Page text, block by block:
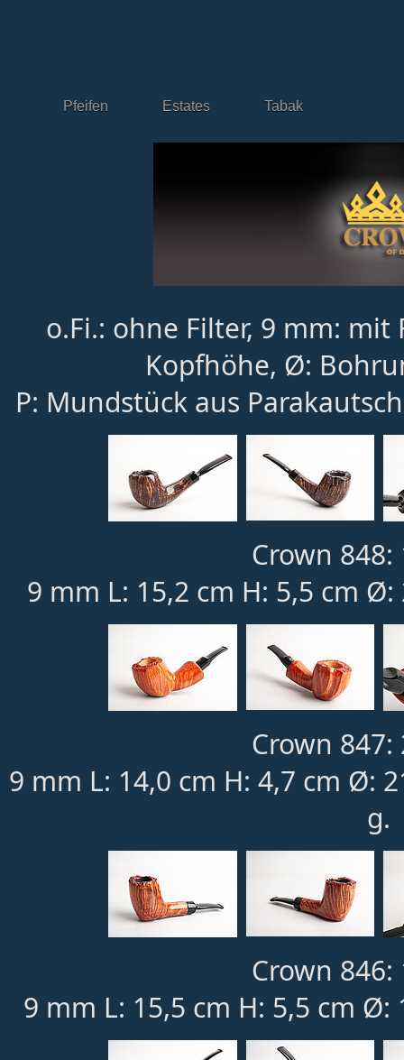
Pfeifen Estates Tabak
o.Fi.: ohne Filter, 9 mm: mit
Kopfhöhe, Ø:
P: Mundstück aus
Crown 848:
9 mm L: 15,2 cm H: 5,5 cm
Crown 847:
9 mm L: 14,0 cm H: 4,7 cm Ø:
g.
Crown 846:
9 mm L: 15,5 cm H: 5,5 cm